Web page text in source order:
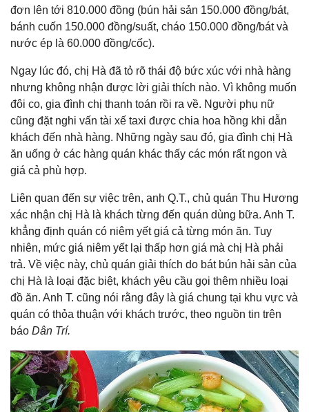
đơn lên tới 810.000 đồng (bún hải sản 150.000 đồng/bát,
bánh cuốn 150.000 đồng/suất, cháo 150.000 đồng/bát và
nước ép là 60.000 đồng/cốc).
Ngay lúc đó, chị Hà đã tỏ rõ thái độ bức xúc với nhà hàng
nhưng không nhận được lời giải thích nào. Vì không muốn
đôi co, gia đình chị thanh toán rồi ra về. Người phụ nữ
cũng đặt nghi vấn tài xế taxi được chia hoa hồng khi dẫn
khách đến nhà hàng. Những ngày sau đó, gia đình chị Hà
ăn uống ở các hàng quán khác thấy các món rất ngon và
giá cả phù hợp.
Liên quan đến sự việc trên, anh Q.T., chủ quán Thu Hương
xác nhận chị Hà là khách từng đến quán dùng bữa. Anh T.
khẳng định quán có niêm yết giá cả từng món ăn. Tuy
nhiên, mức giá niêm yết lại thấp hơn giá mà chị Hà phải
trả. Về việc này, chủ quán giải thích do bát bún hải sản của
chị Hà là loại đặc biệt, khách yêu cầu gọi thêm nhiều loại
đồ ăn. Anh T. cũng nói rằng đây là giá chung tại khu vực và
quán có thỏa thuận với khách trước, theo nguồn tin trên
báo Dân Trí.